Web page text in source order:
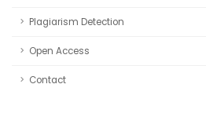
Plagiarism Detection
Open Access
Contact